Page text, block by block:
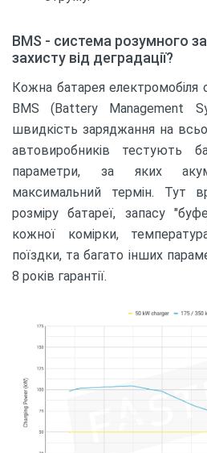
BMS - система розумного
захисту від деградації?
Кожна батарея
BMS (Battery Management
швидкість заряджання на
автовиробників тестують
параметри, за яких
максимальний термін. Тут
розміру батареї, запасу
кожної комірки,
поїздки, та багато інших
8 років гарантії.